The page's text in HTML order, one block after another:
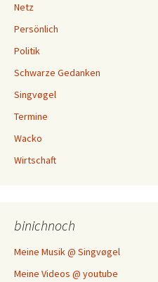
Netz
Persönlich
Politik
Schwarze Gedanken
Singvøgel
Termine
Wacko
Wirtschaft
binichnoch
Meine Musik @ Singvøgel
Meine Videos @ youtube